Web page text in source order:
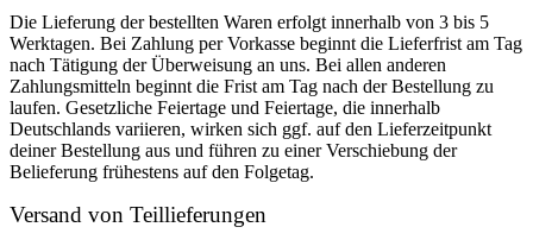
Die Lieferung der bestellten Waren erfolgt innerhalb von 3 bis 5
Werktagen. Bei Zahlung per Vorkasse beginnt die Lieferfrist am Tag
nach Tätigung der Überweisung an uns. Bei allen anderen
Zahlungsmitteln beginnt die Frist am Tag nach der Bestellung zu
laufen. Gesetzliche Feiertage und Feiertage, die innerhalb
Deutschlands variieren, wirken sich ggf. auf den Lieferzeitpunkt
deiner Bestellung aus und führen zu einer Verschiebung der
Belieferung frühestens auf den Folgetag.
Versand von Teillieferungen